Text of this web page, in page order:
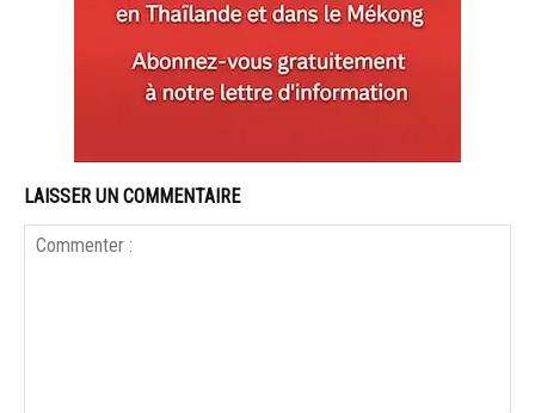
LAISSER UN COMMENTAIRE